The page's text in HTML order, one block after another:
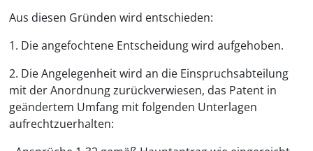
Aus diesen Gründen wird entschieden:
1. Die angefochtene Entscheidung wird aufgehoben.
2. Die Angelegenheit wird an die Einspruchsabteilung
mit der Anordnung zurückverwiesen, das Patent in
geändertem Umfang mit folgenden Unterlagen
aufrechtzuerhalten: